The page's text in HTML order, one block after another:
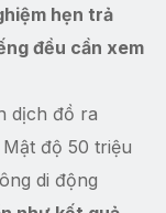
hẹn trả
đều cần xem
dịch đồ ra
độ 50 triệu
di động